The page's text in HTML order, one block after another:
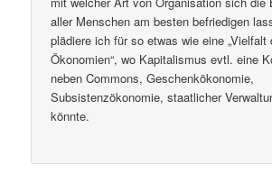
aller Menschen am besten befriedigen
plädiere ich für so etwas wie eine „Vielfalt
Ökonomien“, wo Kapitalismus evtl. eine
neben Commons, Geschenkökonomie,
Subsistenzökonomie, staatlicher
könnte.